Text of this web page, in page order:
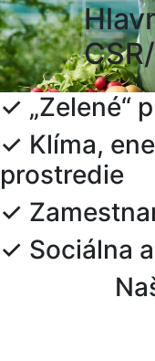
✓ „Zelené“
✓ Klíma,
prostredie
✓
✓ Sociálna